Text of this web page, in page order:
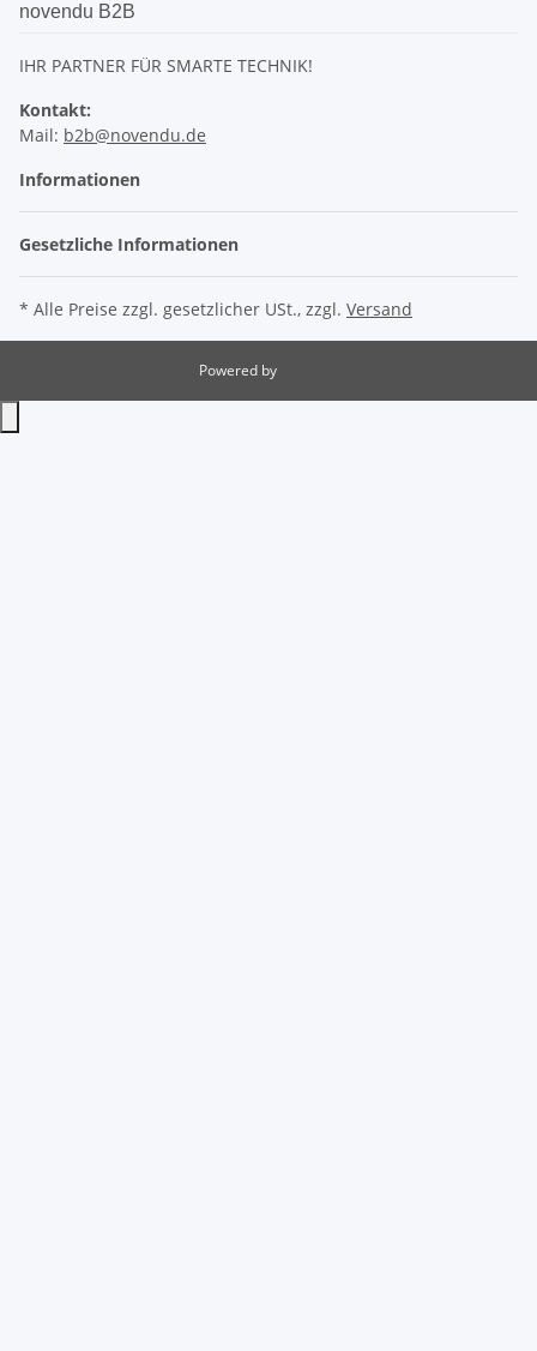
novendu B2B
IHR PARTNER FÜR SMARTE TECHNIK!
Kontakt:
Mail: b2b@novendu.de
Informationen
Gesetzliche Informationen
* Alle Preise zzgl. gesetzlicher USt., zzgl. Versand
Powered by